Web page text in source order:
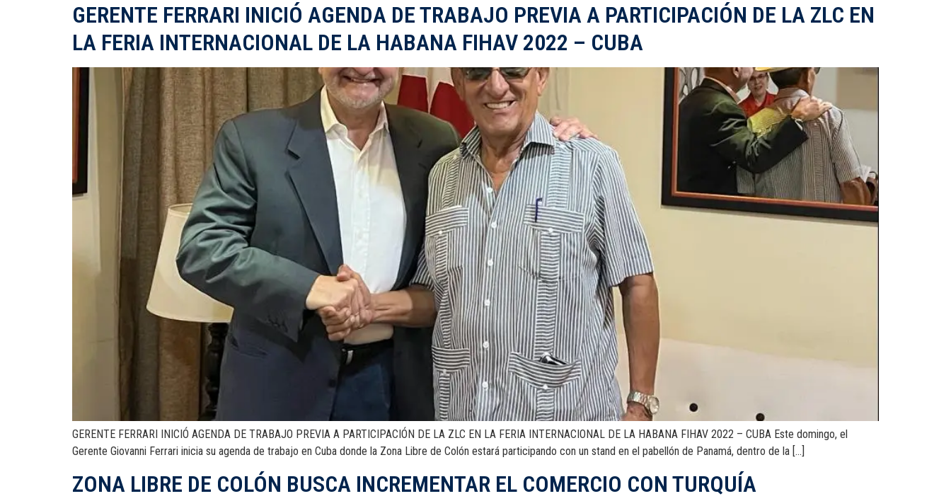
GERENTE FERRARI INICIÓ AGENDA DE TRABAJO PREVIA A PARTICIPACIÓN DE LA ZLC EN
LA FERIA INTERNACIONAL DE LA HABANA FIHAV 2022 – CUBA
GERENTE FERRARI INICIÓ AGENDA DE TRABAJO PREVIA A PARTICIPACIÓN DE LA ZLC EN LA FERIA INTERNACIONAL DE LA HABANA FIHAV 2022 – CUBA Este domingo, el
Gerente Giovanni Ferrari inicia su agenda de trabajo en Cuba donde la Zona Libre de Colón estará participando con un stand en el pabellón de Panamá, dentro de la […]
ZONA LIBRE DE COLÓN BUSCA INCREMENTAR EL COMERCIO CON TURQUÍA